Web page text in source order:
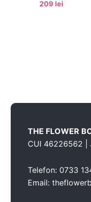
209 lei
THE FLOWER
CUI 46226562 |
Telefon: 0733
Email: